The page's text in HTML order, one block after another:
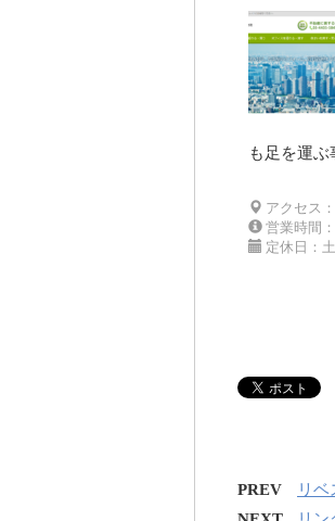
も足を運
アクセス
営業時間
定休日：
PREV
リ